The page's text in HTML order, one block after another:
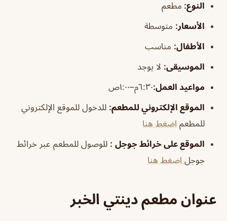
النوع: مطعم
الأسعار: متوسطة
الأطفال: مناسب
الموسيقى: لا يوجد
مواعيد العمل:٦:٣٠م–١:٠٠ص
الموقع الإلكتروني للمطعم: للدخول للموقع الإلكتروني
للمطعم اضغط هنا
الموقع على خرائط جوجل : للوصول للمطعم عبر خرائط
جوجل اضغط هنا
عنوان مطعم دينتي الخبر